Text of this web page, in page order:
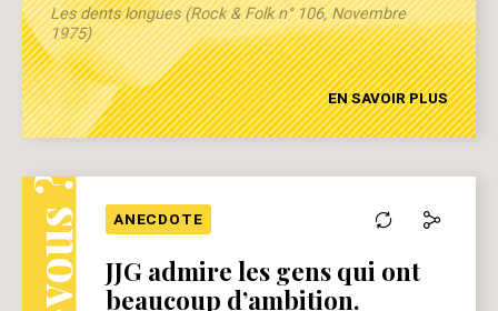
Les dents longues (Rock & Folk n° 106, Novembre
1975)
EN SAVOIR PLUS
ANECDOTE
JJG admire les gens qui ont
beaucoup d’ambition.